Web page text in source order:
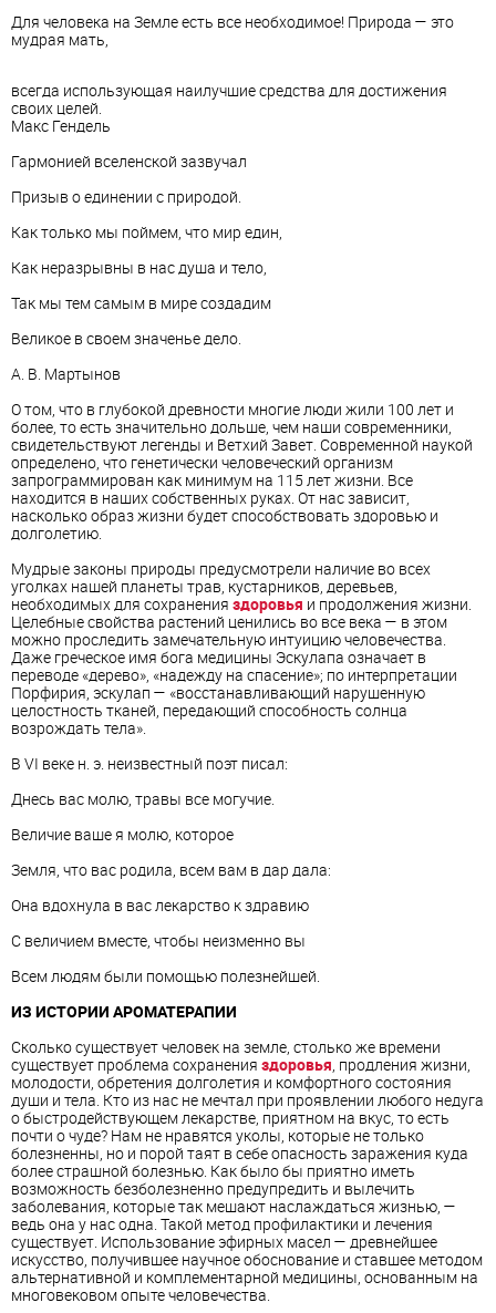
Для человека на Земле есть все необходимое! Природа — это
мудрая мать,
всегда использующая наилучшие средства для достижения
своих целей.
Макс Гендель
Гармонией вселенской зазвучал
Призыв о единении с природой.
Как только мы поймем, что мир един,
Как неразрывны в нас душа и тело,
Так мы тем самым в мире создадим
Великое в своем значенье дело.
А. В. Мартынов
О том, что в глубокой древности многие люди жили 100 лет и
более, то есть значительно дольше, чем наши современники,
свидетельствуют легенды и Ветхий Завет. Современной наукой
определено, что генетически человеческий организм
запрограммирован как минимум на 115 лет жизни. Все
находится в наших собственных руках. От нас зависит,
насколько образ жизни будет способствовать здоровью и
долголетию.
Мудрые законы природы предусмотрели наличие во всех
уголках нашей планеты трав, кустарников, деревьев,
необходимых для сохранения здоровья и продолжения жизни.
Целебные свойства растений ценились во все века — в этом
можно проследить замечательную интуицию человечества.
Даже греческое имя бога медицины Эскулапа означает в
переводе «дерево», «надежду на спасение»; по интерпретации
Порфирия, эскулап — «восстанавливающий нарушенную
целостность тканей, передающий способность солнца
возрождать тела».
В VI веке н. э. неизвестный поэт писал:
Днесь вас молю, травы все могучие.
Величие ваше я молю, которое
Земля, что вас родила, всем вам в дар дала:
Она вдохнула в вас лекарство к здравию
С величием вместе, чтобы неизменно вы
Всем людям были помощью полезнейшей.
ИЗ ИСТОРИИ АРОМАТЕРАПИИ
Сколько существует человек на земле, столько же времени
существует проблема сохранения здоровья, продления жизни,
молодости, обретения долголетия и комфортного состояния
души и тела. Кто из нас не мечтал при проявлении любого недуга
о быстродействующем лекарстве, приятном на вкус, то есть
почти о чуде? Нам не нравятся уколы, которые не только
болезненны, но и порой таят в себе опасность заражения куда
более страшной болезнью. Как было бы приятно иметь
возможность безболезненно предупредить и вылечить
заболевания, которые так мешают наслаждаться жизнью, —
ведь она у нас одна. Такой метод профилактики и лечения
существует. Использование эфирных масел — древнейшее
искусство, получившее научное обоснование и ставшее методом
альтернативной и комплементарной медицины, основанным на
многовековом опыте человечества.